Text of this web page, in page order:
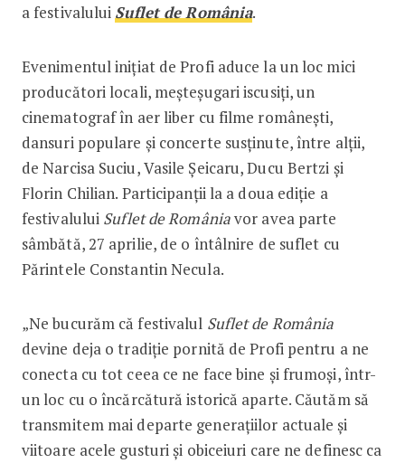
a festivalului Suflet de România.
Evenimentul inițiat de Profi aduce la un loc mici
producători locali, meșteșugari iscusiți, un
cinematograf în aer liber cu filme românești,
dansuri populare și concerte susținute, între alții,
de Narcisa Suciu, Vasile Șeicaru, Ducu Bertzi și
Florin Chilian. Participanții la a doua ediție a
festivalului Suflet de Româniavor avea parte
sâmbătă, 27 aprilie, de o întâlnire de suflet cu
Părintele Constantin Necula.
„Ne bucurăm că festivalul Suflet de România
devine deja o tradiție pornită de Profi pentru a ne
conecta cu tot ceea ce ne face bine și frumoși, într-
un loc cu o încărcătură istorică aparte. Căutăm să
transmitem mai departe generațiilor actuale și
viitoare acele gusturi și obiceiuri care ne definesc ca